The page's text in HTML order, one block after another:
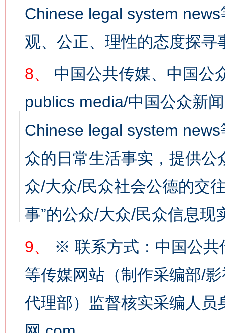
Chinese legal system
观、公正、理性的态度探寻
8、
中国公共传媒、中国公
publics media/中国公众新
Chinese legal system
众的日常生活事实，提供
众/大众/民众社会公德的交
事”的公众/大众/民众信息现
9、
※ 联系方式：中国公共
等传媒网站（制作采编部/
代理部）监督核实采编人员
习近平的博鳌关键词
魏明
“刷贴”乱象丛生